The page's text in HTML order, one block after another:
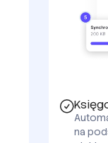
na